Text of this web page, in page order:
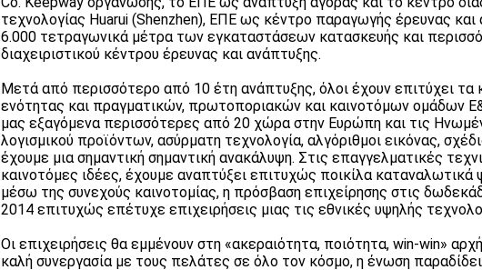
τεχνολογίας Huarui (Shenzhen), ΕΠΕ ως κέντρο παραγωγής έρευνας
6.000 τετραγωνικά μέτρα των εγκαταστάσεων κατασκευής και
διαχειριστικού κέντρου έρευνας και ανάπτυξης.
Μετά από περισσότερο από 10 έτη ανάπτυξης, όλοι έχουν επιτύχει
ενότητας και πραγματικών, πρωτοποριακών και καινοτόμων ομάδων
μας εξαγόμενα περισσότερες από 20 χώρα στην Ευρώπη και τις
λογισμικού προϊόντων, ασύρματη τεχνολογία, αλγόριθμοι εικόνας,
έχουμε μια σημαντική σημαντική ανακάλυψη. Στις επαγγελματικές
καινοτόμες ιδέες, έχουμε αναπτύξει επιτυχώς ποικίλα
μέσω της συνεχούς καινοτομίας, η πρόσβαση επιχείρησης στις
2014 επιτυχώς επέτυχε επιχειρήσεις μιας τις εθνικές υψηλής
Οι επιχειρήσεις θα εμμένουν στη «ακεραιότητα, ποιότητα, win-win»
καλή συνεργασία με τους πελάτες σε όλο τον κόσμο, η ένωση